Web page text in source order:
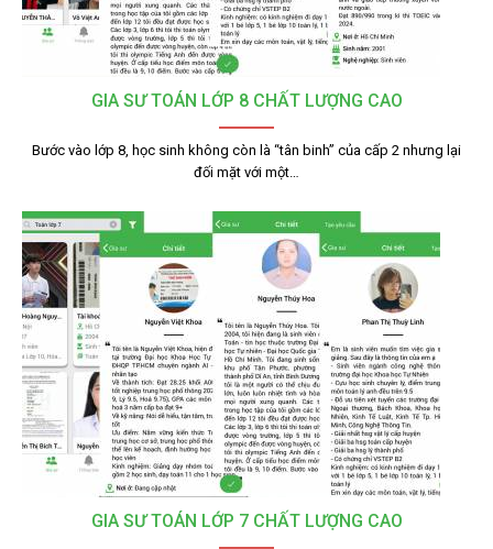
GIA SƯ TOÁN LỚP 8 CHẤT LƯỢNG CAO
Bước vào lớp 8, học sinh không còn là “tân binh” của cấp 2 nhưng lại
đối mặt với một…
GIA SƯ TOÁN LỚP 7 CHẤT LƯỢNG CAO